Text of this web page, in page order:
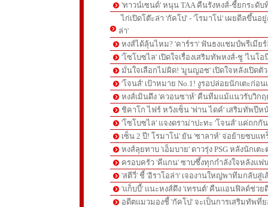
'ทาวน์เซนด์' หนุน TAA คืนรังหงส์-ชี้ยกระดั
ไก่เปิดโต๊ะล่า 'กัคโป' - 'โรมาโน่' เผยดีลขึ้นอ
ล่า'
หงส์ได้ลุ้นไหม? 'คาร์รา' ฟันธงแชมป์พรีเมีย
'โซโบซไล' เปิดใจเรื่องเสริมทัพหงส์-ชู 'ไนโ
มั่นใจเลือกไม่ผิด! 'มูนญอซ' เปิดใจหลังเปิดตั
'โจนส์' เป้าหมาย No.1! งูรอปล่อยนักเตะก่อ
หงส์เมินดึง 'ควอนซาห์' คืนทีมแม้แนวรับวิก
ชิคาโก ไฟร์ หวังเซ็น 'ฟาน ไดค์' เสริมทัพปีห
'โซโบซไล' แจงดราม่าปะทะ 'โจนส์' แค่ถกกั
เซ็น 2 ปี! โรมาโน่' ยัน 'ซาลาห์' จ่อย้ายซบแ
หงส์ลุยทาบ 'เอ็มบาย' ดาวรุ่ง PSG หลังนักเต
ครอบครัว 'คีแกน' ซาบซึ้งทุกกำลังใจหลังแฟ
'สตีวี่' ชี้ 'อิราโอล่า' เจองานใหญ่พาทีมกลับสู่
'แก็บบี้' แนะหงส์ดึง 'เทรนต์' คืนแอนฟิลด์ช่วย
อดีตแมวมองชี้ 'กัคโป' จะเป็นการเสริมทัพที่